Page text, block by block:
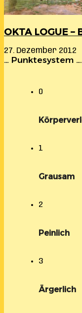
OKTA LOGUE
27. Dezember 2012
… Punktesystem
0
1
Grausam
2
Peinlich
3
Ärgerlich